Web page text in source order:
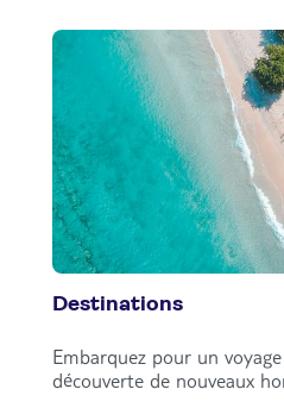
Destinations
Embarquez pour un
découverte de nouveaux